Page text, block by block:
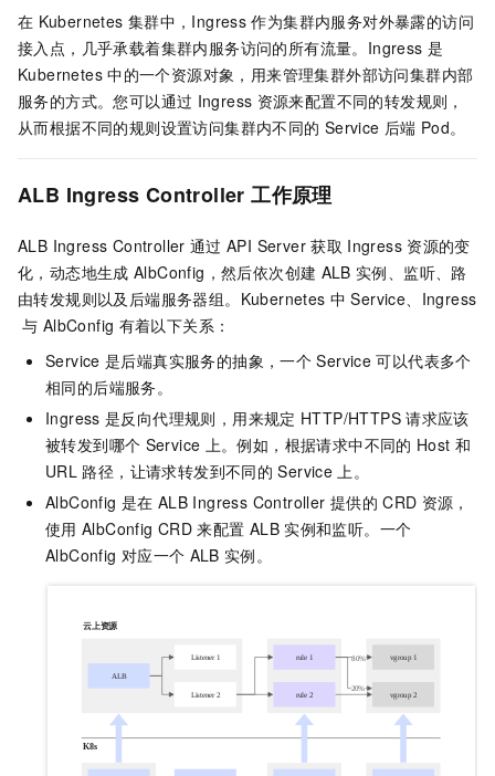
在 Kubernetes 集群中，Ingress 作为集群内服务对外暴露的访问
接入点，几乎承载着集群内服务访问的所有流量。Ingress 是
Kubernetes 中的一个资源对象，用来管理集群外部访问集群内部
服务的方式。您可以通过 Ingress 资源来配置不同的转发规则，
从而根据不同的规则设置访问集群内不同的 Service 后端 Pod。
ALB Ingress Controller 工作原理
ALB Ingress Controller 通过 API Server 获取 Ingress 资源的变
化，动态地生成 AlbConfig，然后依次创建 ALB 实例、监听、路
由转发规则以及后端服务器组。Kubernetes 中 Service、Ingress
与 AlbConfig 有着以下关系：
Service 是后端真实服务的抽象，一个 Service 可以代表多个
相同的后端服务。
Ingress 是反向代理规则，用来规定 HTTP/HTTPS 请求应该
被转发到哪个 Service 上。例如，根据请求中不同的 Host 和
URL 路径，让请求转发到不同的 Service 上。
AlbConfig 是在 ALB Ingress Controller 提供的 CRD 资源，
使用 AlbConfig CRD 来配置 ALB 实例和监听。一个
AlbConfig 对应一个 ALB 实例。